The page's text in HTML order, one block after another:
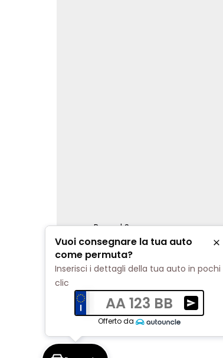
Renord S.p.a.
REA Milano 810796 | P.IVA e
Cookie Policy
Privacy Policy
Impostazioni di tracciamento
Vuoi consegnare la tua auto
come permuta?
Inserisci i dettagli della tua auto in pochi
clic
AA 123 BB
Ricevi
Offerto da